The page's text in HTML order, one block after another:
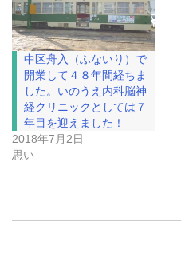
中区舟入（ふないり）で
開業して４８年間経ちま
した。いのうえ内科脳神
経クリニックとしては７
年目を迎えました！
2018年7月2日
思い